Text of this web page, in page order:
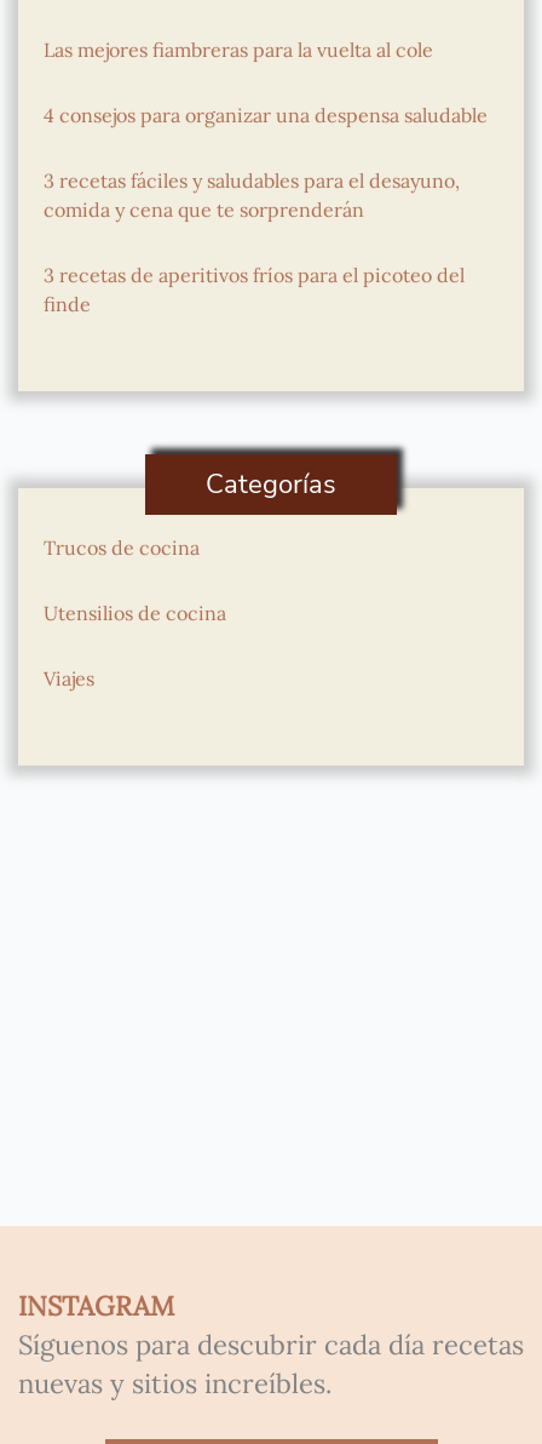
Las mejores fiambreras para la vuelta al cole
4 consejos para organizar una despensa saludable
3 recetas fáciles y saludables para el desayuno,
comida y cena que te sorprenderán
3 recetas de aperitivos fríos para el picoteo del
finde
Categorías
Trucos de cocina
Utensilios de cocina
Viajes
INSTAGRAM
Síguenos para descubrir cada día recetas
nuevas y sitios increíbles.